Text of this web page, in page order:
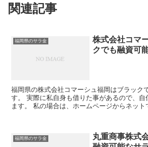
関連記事
福岡県のサラ金
株式会社コマ
クでも融資可
福岡県の株式会社コマーシュ福岡はブラック
す。 実際に私自身も借りた事があるので、自
ます。 私の場合は、ホームページからネッ
福岡県のサラ金
丸重商事株式